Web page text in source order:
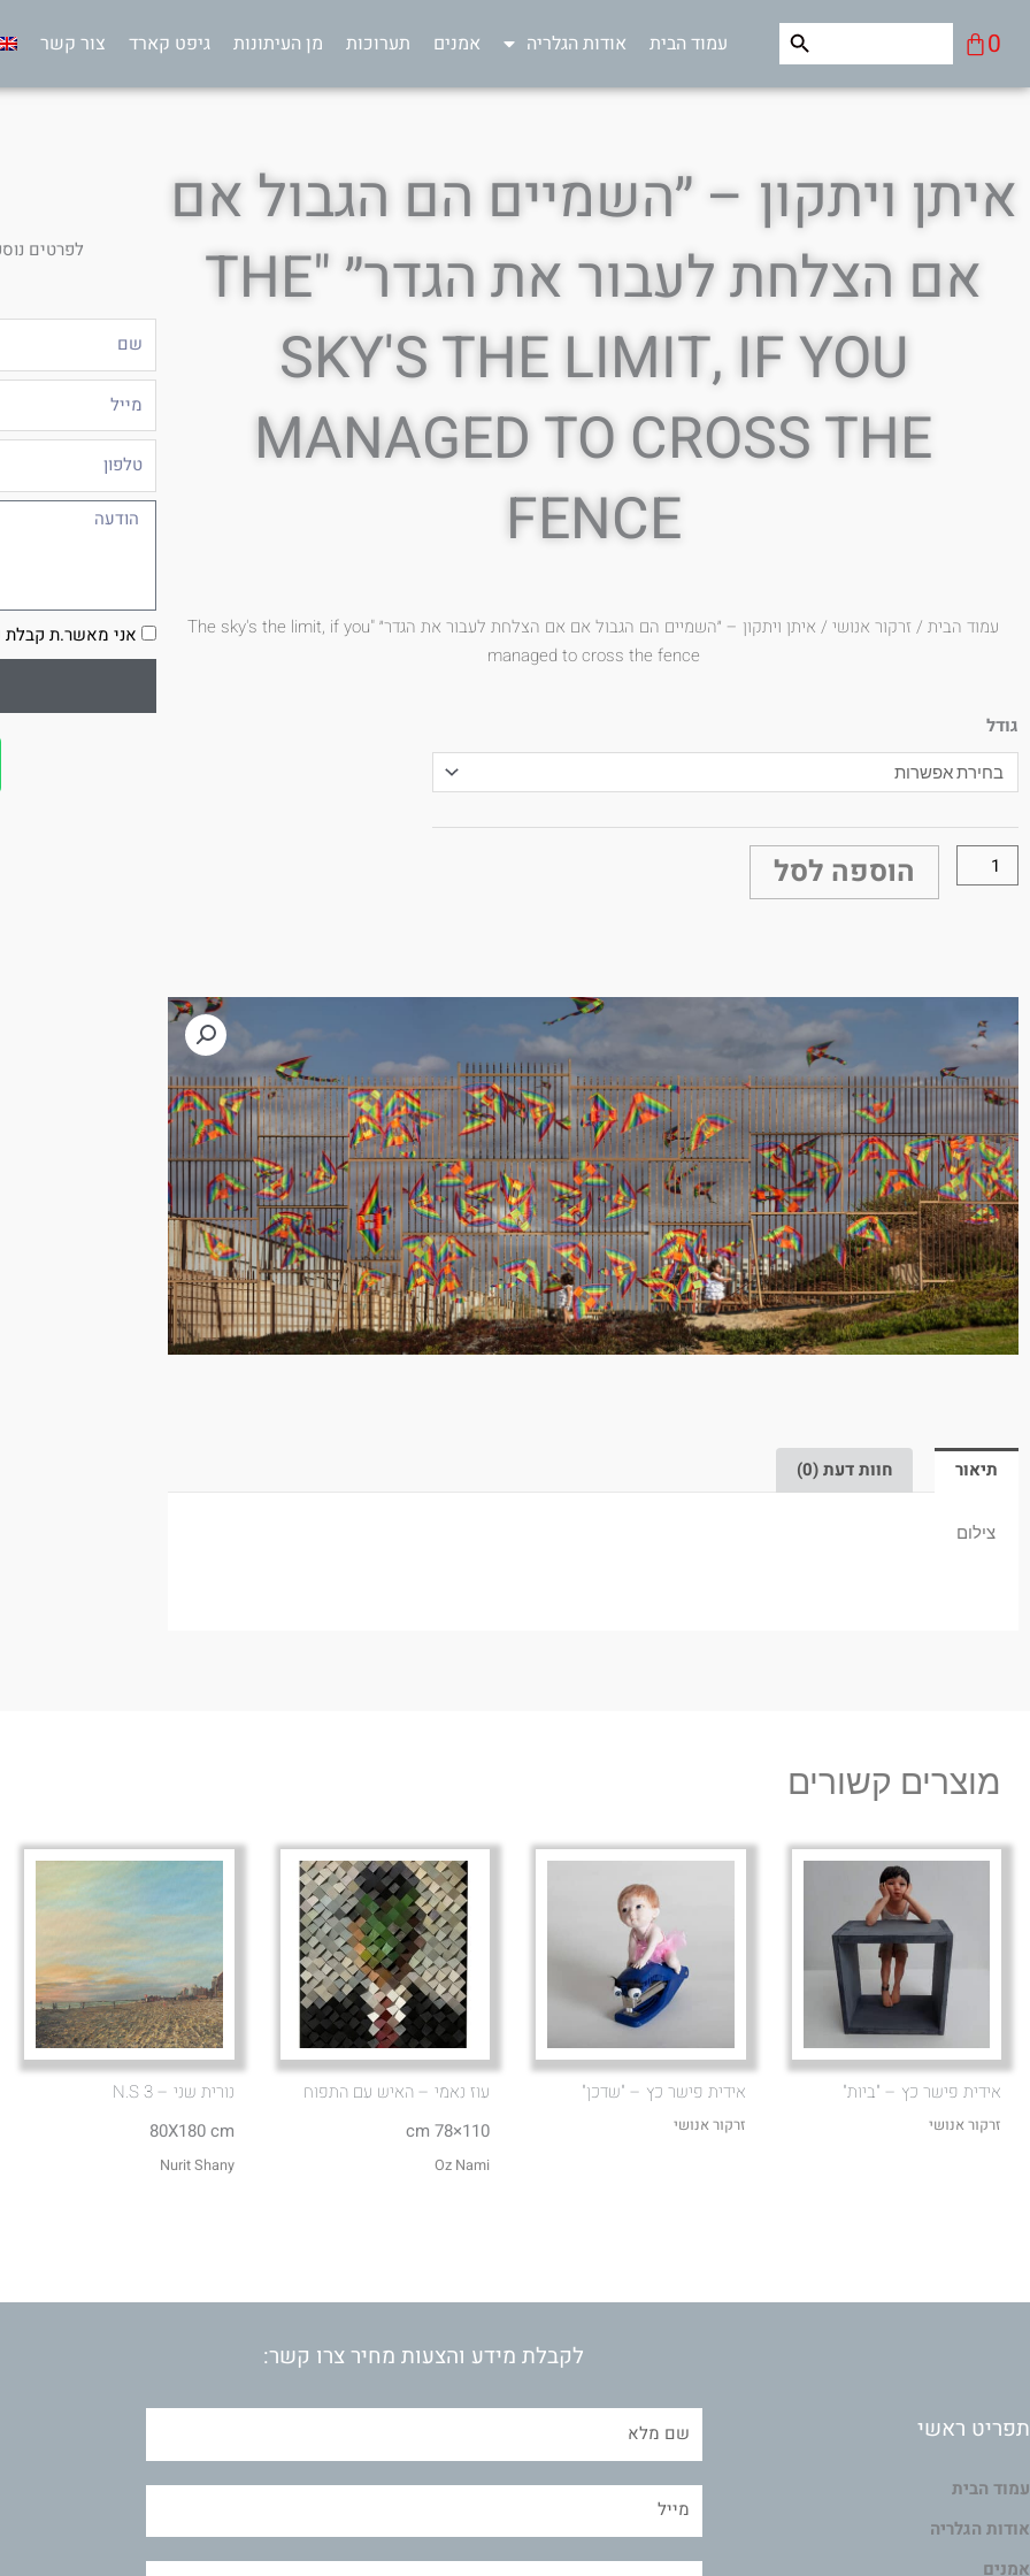
לתוכן0
עגלת
קניות
Search
Search Button
עמוד הבית אודות הגלריה אמנים תערוכות מן העיתונות גיפט קארד צור קשר
איתן ויתקון – ״השמיים הם הגבול אם
אם הצלחת לעבור את הגדר״ "THE
SKY'S THE LIMIT, IF YOU
MANAGED TO CROSS THE
FENCE
עמוד הבית / זרקור אנושי
/ איתן ויתקון – ״השמיים הם הגבול אם אם הצלחת לעבור את הגדר״ "The sky's the limit, if you
managed to cross the fence
גודל
של
ויתקון
אם
אם
הצלחת
לעבור
הגדר״
"The
sky's
the
limit,
if
you
the
הוספה לסל
תיאור חוות דעת (0)
צילום
לפרטים
טלפון
הודעה
הסכמה
אני מאשר.ת קבלת
מוצרים קשורים
אידית פישר כץ – "ביות"
זרקור אנושי
אידית פישר כץ – "שדכן"
זרקור אנושי
עוז נאמי – האיש עם התפוח
110×78 cm
Oz Nami
נורית שני – N.S 3
80X180 cm
Nurit Shany
תפריט ראשי
עמוד הבית
אודות הגלריה
אמנים
לקבלת מידע והצעות מחיר צרו קשר: